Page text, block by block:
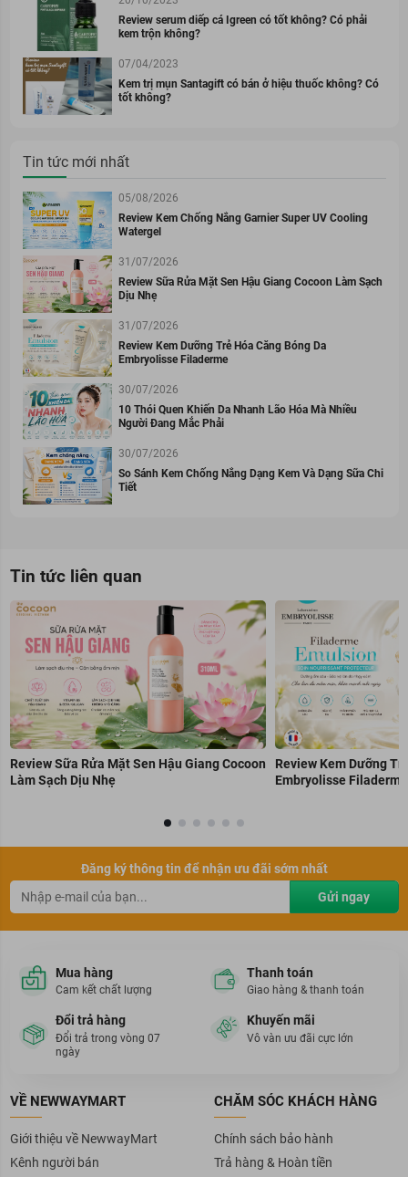
Review serum diếp cá Igreen có tốt không? Có phải
kem trộn không?
07/04/2023
Kem trị mụn Santagift có bán ở hiệu thuốc không? Có
tốt không?
Tin tức mới nhất
05/08/2026
Review Kem Chống Nắng Garnier Super UV Cooling
Watergel
31/07/2026
Review Sữa Rửa Mặt Sen Hậu Giang Cocoon Làm Sạch
Dịu Nhẹ
31/07/2026
Review Kem Dưỡng Trẻ Hóa Căng Bóng Da
Embryolisse Filaderme
30/07/2026
10 Thói Quen Khiến Da Nhanh Lão Hóa Mà Nhiều
Người Đang Mắc Phải
30/07/2026
So Sánh Kem Chống Nắng Dạng Kem Và Dạng Sữa Chi
Tiết
Tin tức liên quan
Review Sữa Rửa Mặt Sen Hậu Giang Cocoon
Làm Sạch Dịu Nhẹ
Review Kem Dưỡng
Embryolisse Filaderme
Đăng ký thông tin để nhận ưu đãi sớm nhất
Gửi ngay
Mua hàng
Cam kết chất lượng
Thanh toán
Giao hàng & thanh toán
Đổi trả hàng
Đổi trả trong vòng 07
ngày
Khuyến mãi
Vô vàn ưu đãi cực lớn
VỀ NEWWAYMART
Giới thiệu về NewwayMart
Kênh người bán
CHĂM SÓC KHÁCH HÀNG
Chính sách bảo hành
Trả hàng & Hoàn tiền